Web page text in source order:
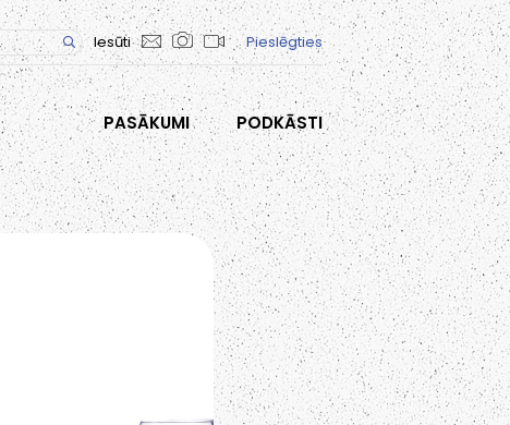
Iesūti Pieslēgties
PASĀKUMI PODKĀSTI